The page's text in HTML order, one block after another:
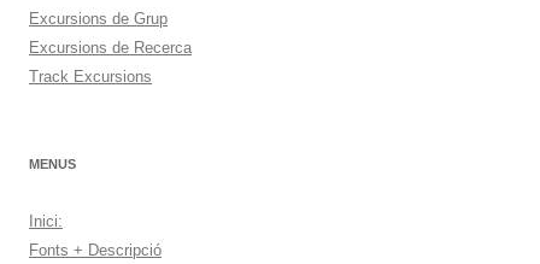
Excursions de Grup
Excursions de Recerca
Track Excursions
MENUS
Inici:
Fonts + Descripció